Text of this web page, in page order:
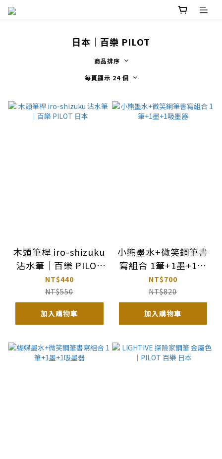
日本｜百樂 PILOT
商品排序
每頁顯示 24 個
木頭筆桿 iro-shizuku
沾水筆｜百樂 PILOT
日本
NT$440
NT$550
加入購物車
小熊墨水+微笑鋼筆書
寫組合 1筆+1墨+1吸
墨器
NT$700
NT$820
加入購物車